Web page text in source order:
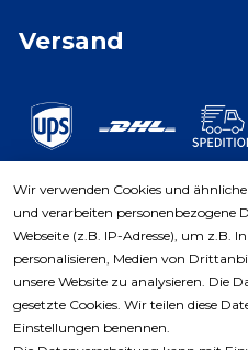
Versand
Zahlungsarten
Wir verwenden Cookies und
und verarbeiten personenbezogene
Webseite (z.B. IP-Adresse), um z.B.
personalisieren, Medien von
unsere Website zu analysieren. Die
gesetzte Cookies. Wir teilen diese
Einstellungen benennen.